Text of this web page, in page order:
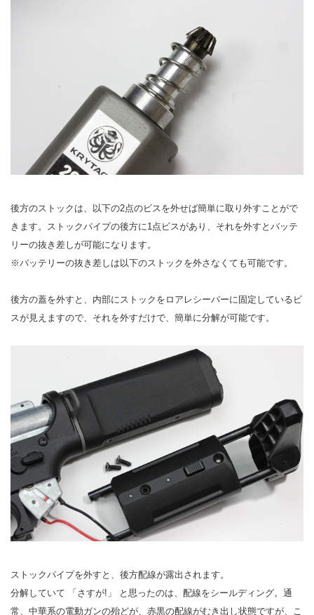
後方のストックは、以下の2点のビスを外せば簡単に取り外すことがで
きます。ストックパイプの後方に1点ビスがあり、それを外すとバッテ
リーの抜き差しが可能になります。
※バッテリーの抜き差しは以下のストックを外さなくても可能です。
後方の蓋を外すと、内部にストックをロアレシーバーに固定しているビ
スが見えますので、それを外すだけで、簡単に分解が可能です。
ストックパイプを外すと、後方配線が露出されます。
分解していて 「さすが!」 と思ったのは、配線をシールディング。通
常、中華系の電動ガンの殆どが、赤黒の配線がむき出し状態ですが、こ